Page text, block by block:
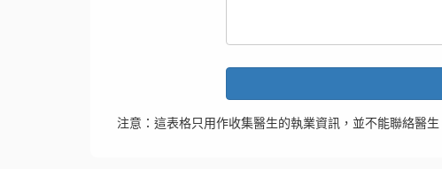
注意：這表格只用作收集醫生的執業資訊，並不能聯絡醫